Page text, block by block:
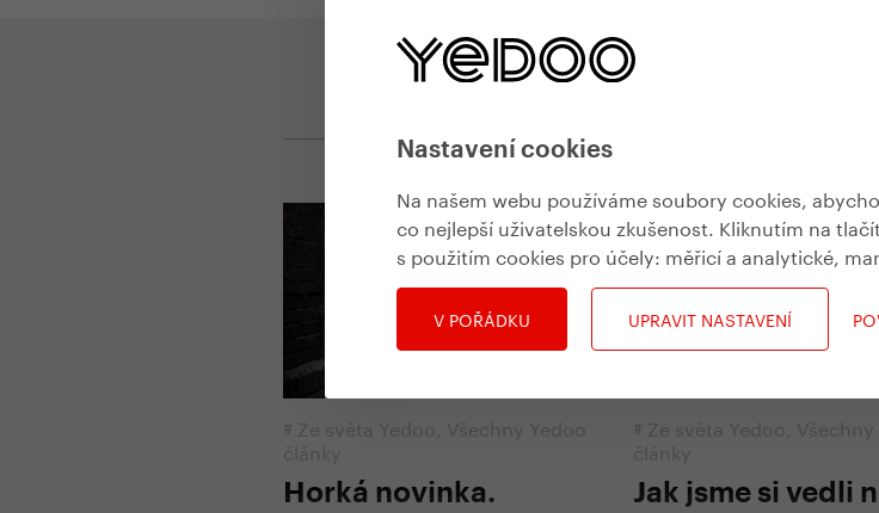
Nastavení cookies
Na našem webu používáme soubory cookies,
co nejlepší uživatelskou zkušenost. Kliknutím na
s použitím cookies pro účely: měřicí a analytické,
V POŘÁDKU UPRAVIT NASTAVENÍ
# Ze světa Yedoo Všechny Yedoo
články
Horká novinka.
# Ze světa Yedoo
články
Jak jsme si vedli